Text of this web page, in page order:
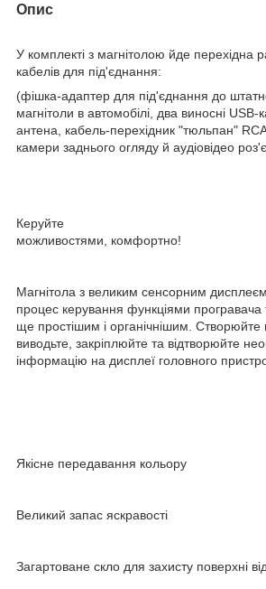
Опис
У комплекті з магнітолою йде перехідна
кабелів для під'єднання:
(фішка-адаптер для під'єднання до
магнітоли в автомобілі, два виносні
антена, кабель-перехідник "тюльпан"
камери заднього огляду й аудіовідео
Керуйте
можливостями, комфортно!
Магнітола з великим сенсорним
процес керування функціями програвача
ще простішим і органічнішим. Створюйте
виводьте, закріплюйте та відтворюйте
інформацію на дисплеї головного
Якісне передавання кольору
Великий запас яскравості
Загартоване скло для захисту поверхні